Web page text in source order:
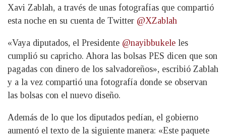
Xavi Zablah, a través de unas fotografías que compartió
esta noche en su cuenta de Twitter @XZablah
«Vaya diputados, el Presidente @nayibbukele les
cumplió su capricho. Ahora las bolsas PES dicen que son
pagadas con dinero de los salvadoreños», escribió Zablah
y a la vez compartió una fotografía donde se observan
las bolsas con el nuevo diseño.
Además de lo que los diputados pedían, el gobierno
aumentó el texto de la siguiente manera: «Este paquete